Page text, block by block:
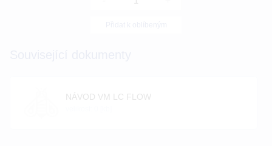
NÁVOD VM LC FLOW